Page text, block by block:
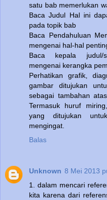
satu bab memerlukan
Baca Judul Hal ini
pada topik bab
Baca Pendahuluan
mengenai hal-hal
Baca kepala judul/
mengenai kerangka
Perhatikan grafik,
gambar ditujukan
sebagai tambahan
Termasuk huruf
yang ditujukan
mengingat.
Balas
Unknown 8 Mei 2013
1. dalam mencari
kita karena dari